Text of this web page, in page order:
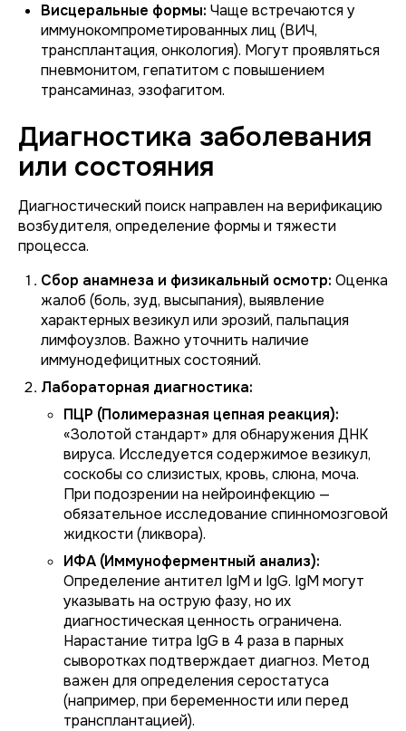
Висцеральные формы: Чаще встречаются у
иммунокомпрометированных лиц (ВИЧ,
трансплантация, онкология). Могут проявляться
пневмонитом, гепатитом с повышением
трансаминаз, эзофагитом.
Диагностика заболевания
или состояния
Диагностический поиск направлен на верификацию
возбудителя, определение формы и тяжести
процесса.
Сбор анамнеза и физикальный осмотр: Оценка
жалоб (боль, зуд, высыпания), выявление
характерных везикул или эрозий, пальпация
лимфоузлов. Важно уточнить наличие
иммунодефицитных состояний.
Лабораторная диагностика:
ПЦР (Полимеразная цепная реакция):
«Золотой стандарт» для обнаружения ДНК
вируса. Исследуется содержимое везикул,
соскобы со слизистых, кровь, слюна, моча.
При подозрении на нейроинфекцию —
обязательное исследование спинномозговой
жидкости (ликвора).
ИФА (Иммуноферментный анализ):
Определение антител IgM и IgG. IgM могут
указывать на острую фазу, но их
диагностическая ценность ограничена.
Нарастание титра IgG в 4 раза в парных
сыворотках подтверждает диагноз. Метод
важен для определения серостатуса
(например, при беременности или перед
трансплантацией).